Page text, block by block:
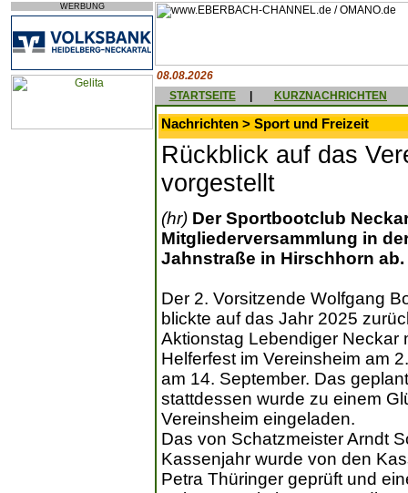
WERBUNG
08.08.2026
STARTSEITE
KURZNACHRICHTEN
Nachrichten > Sport und Freizeit
Rückblick auf das
vorgestellt
(hr) Der Sportbootclub
Mitgliederversammlung in
Jahnstraße in Hirschhorn ab.
Der 2. Vorsitzende Wolfgang
blickte auf das Jahr 2025
Aktionstag Lebendiger Neckar
Helferfest im Vereinsheim am
am 14. September. Das
stattdessen wurde zu einem
Vereinsheim eingeladen.
Das von Schatzmeister Arndt
Kassenjahr wurde von den
Petra Thüringer geprüft und